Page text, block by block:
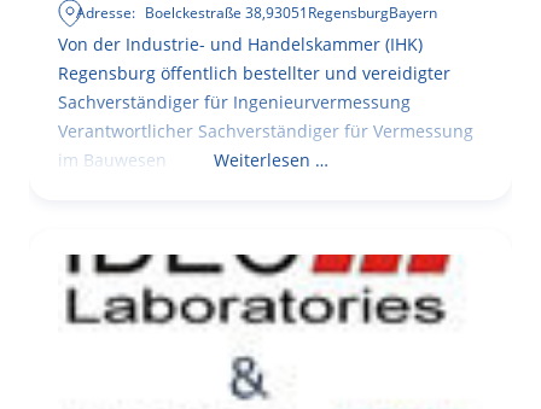
Adresse: Boelckestraße 38,93051RegensburgBayern
Von der Industrie- und Handelskammer (IHK)
Regensburg öffentlich bestellter und vereidigter
Sachverständiger für Ingenieurvermessung
Verantwortlicher Sachverständiger für Vermessung
im Bauwesen
Weiterlesen …